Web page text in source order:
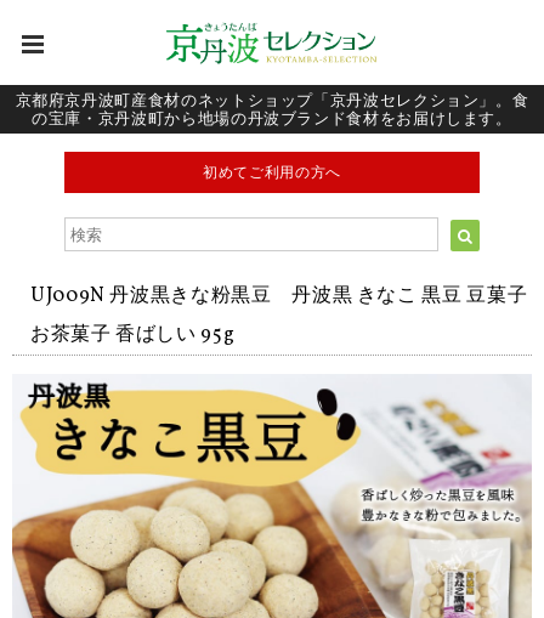
京都府京丹波町産食材のネットショップ「京丹波セレクション」。食
の宝庫・京丹波町から地場の丹波ブランド食材をお届けします。
初めてご利用の方へ
UJ009N 丹波黒きな粉黒豆 丹波黒 きなこ 黒豆 豆菓子
お茶菓子 香ばしい 95g